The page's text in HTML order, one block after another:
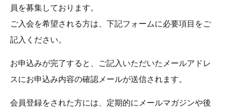
員を募集しております。
ご入会を希望される方は、下記フォームに必要項目をご
記入ください。
お申込みが完了すると、ご記入いただいたメールアドレ
スにお申込み内容の確認メールが送信されます。
会員登録をされた方には、定期的にメールマガジンや後